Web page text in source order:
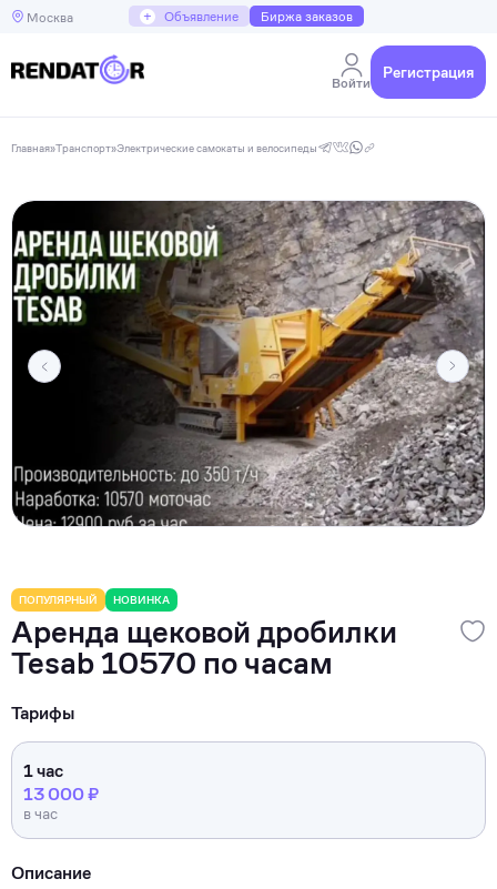
Москва + Объявление Биржа заказов
Войти
Регистрация
Главная»Транспорт»Электрические самокаты и велосипеды
ПОПУЛЯРНЫЙ НОВИНКА
Аренда щековой дробилки
Tesab 10570 по часам
Тарифы
1 час
13 000 ₽
в час
Описание